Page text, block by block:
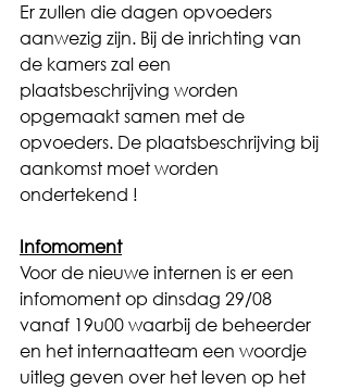
Er zullen die dagen opvoeders
aanwezig zijn. Bij de inrichting van
de kamers zal een
plaatsbeschrijving worden
opgemaakt samen met de
opvoeders. De plaatsbeschrijving bij
aankomst moet worden
ondertekend !
Infomoment
Voor de nieuwe internen is er een
infomoment op dinsdag 29/08
vanaf 19u00 waarbij de beheerder
en het internaatteam een woordje
uitleg geven over het leven op het